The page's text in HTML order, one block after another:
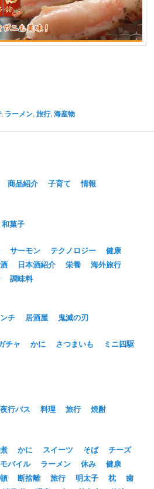
, ラーメン,旅行,海産物
商品紹介 子育て
情報
和菓子
サーモン テクノロジー
健康
日本酒紹介 栄養
海外旅行
調味料
チ 居酒屋
鬼滅の刃
チャ かに さつまいも
ミニ四駆
夜行バス 料理 旅行
焼酎
かに スイーツ そば
チーズ
モバイル ラーメン 休み
健康
断捨離 旅行 明太子 枕
歯